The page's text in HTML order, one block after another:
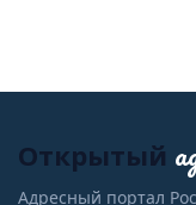
Открытый
Адресный портал